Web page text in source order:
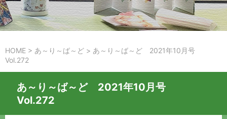
HOME > あ～り～ば～ど > あ～り～ば～ど 2021年10月号
Vol.272
あ～り～ば～ど 2021年10月号
Vol.272